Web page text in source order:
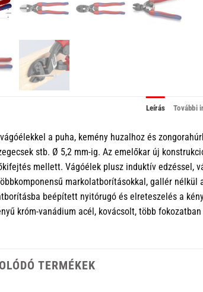
Leírás További
a puha, kemény huzalhoz és
stb. Ø 5,2 mm-ig. Az emelőkar új
mellett. Vágóélek plusz induktív edzéssel,
markolatborításokkal, gallér
beépített nyitórugó és elreteszelés a
króm-vanádium acél, kovácsolt, több
TERMÉKEK